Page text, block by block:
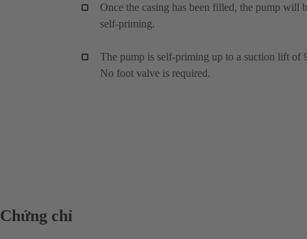
Once the casing has been filled, the pump will
self-priming.
The pump is self-priming up to a suction lift of
No foot valve is required.
Chứng chỉ